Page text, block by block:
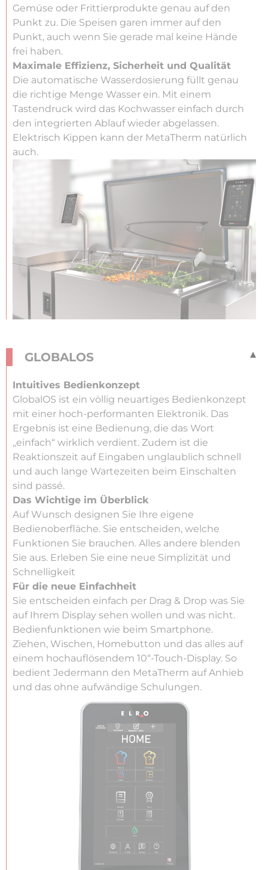
Gemüse oder Frittierprodukte genau auf den
Punkt zu. Die Speisen garen immer auf den
Punkt, auch wenn Sie gerade mal keine Hände
frei haben.
Maximale Effizienz, Sicherheit und Qualität
Die automatische Wasserdosierung füllt genau
die richtige Menge Wasser ein. Mit einem
Tastendruck wird das Kochwasser einfach durch
den integrierten Ablauf wieder abgelassen.
Elektrisch Kippen kann der MetaTherm natürlich
auch.
GLOBALOS
Intuitives Bedienkonzept
GlobalOS ist ein völlig neuartiges Bedienkonzept
mit einer hoch-performanten Elektronik. Das
Ergebnis ist eine Bedienung, die das Wort
„einfach“ wirklich verdient. Zudem ist die
Reaktionszeit auf Eingaben unglaublich schnell
und auch lange Wartezeiten beim Einschalten
sind passé.
Das Wichtige im Überblick
Auf Wunsch designen Sie Ihre eigene
Bedienoberfläche. Sie entscheiden, welche
Funktionen Sie brauchen. Alles andere blenden
Sie aus. Erleben Sie eine neue Simplizität und
Schnelligkeit
Für die neue Einfachheit
Sie entscheiden einfach per Drag & Drop was Sie
auf Ihrem Display sehen wollen und was nicht.
Bedienfunktionen wie beim Smartphone.
Ziehen, Wischen, Homebutton und das alles auf
einem hochauflösendem 10“-Touch-Display. So
bedient Jedermann den MetaTherm auf Anhieb
und das ohne aufwändige Schulungen.